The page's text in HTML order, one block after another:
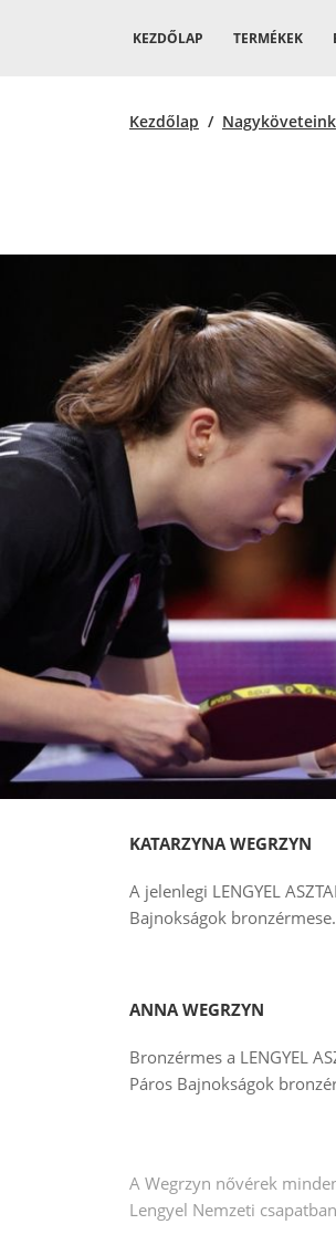
KEZDŐLAP TERMÉKEK
Kezdőlap / Nagyköveteink
KATARZYNA WEGRZYN
A jelenlegi LENGYEL
Bajnokságok bronzérmese.
ANNA WEGRZYN
Bronzérmes a LENGYEL
Páros Bajnokságok
A Wegrzyn nővérek
Lengyel Nemzeti